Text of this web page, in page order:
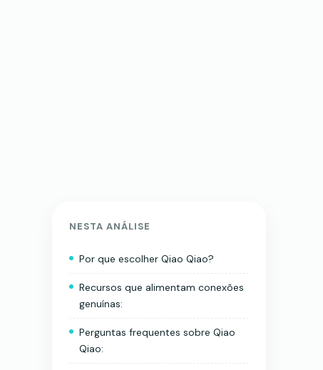
NESTA ANÁLISE
Por que escolher Qiao Qiao?
Recursos que alimentam conexões
genuínas:
Perguntas frequentes sobre Qiao
Qiao: